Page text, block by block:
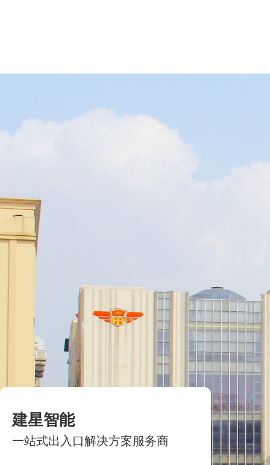
建星智能
一站式出入口解决方案服务商